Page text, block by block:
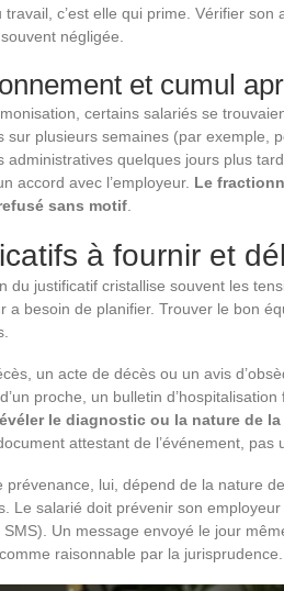
travail, c’est elle qui prime. Vérifier
négligée.
et cumul
certains salariés se
sur plusieurs semaines (par exemple,
administratives quelques jours plus
accord avec l’employeur. Le
sans motif
à fournir et
du justificatif cristallise souvent les
a besoin de planifier. Trouver le bon
un acte de décès ou un avis
proche, un bulletin
le diagnostic ou la nature de
attestant de l’événement, pas
prévenance, lui, dépend de la nature
Le salarié doit prévenir son
Un message envoyé le jour
raisonnable par la jurisprudence.